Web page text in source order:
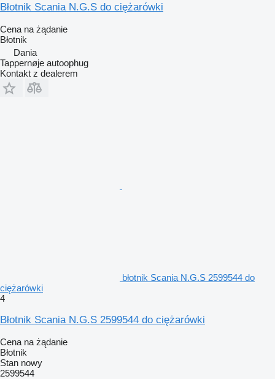
Błotnik Scania N.G.S do ciężarówki
Cena na żądanie
Błotnik
Dania
Tappernøje autoophug
Kontakt z dealerem
błotnik Scania N.G.S 2599544 do
ciężarówki
4
Błotnik Scania N.G.S 2599544 do ciężarówki
Cena na żądanie
Błotnik
Stan nowy
2599544